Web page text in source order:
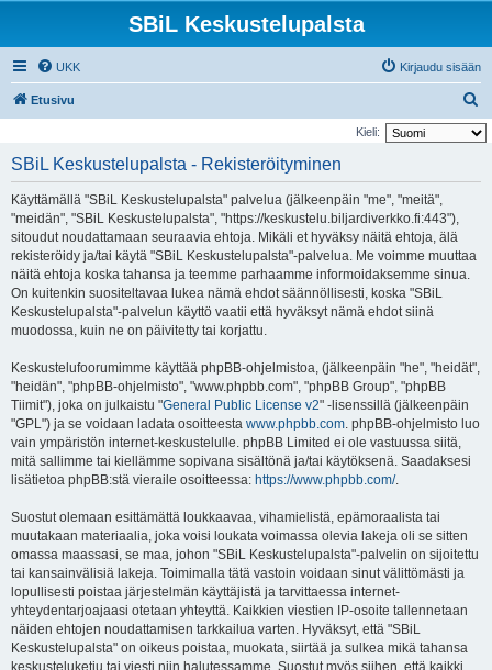
SBiL Keskustelupalsta
UKK Kirjaudu sisään
Etusivu
t
Kieli:
SBiL Keskustelupalsta - Rekisteröityminen
Käyttämällä "SBiL Keskustelupalsta" palvelua (jälkeenpäin "me", "meitä",
"meidän", "SBiL Keskustelupalsta", "https://keskustelu.biljardiverkko.fi:443"),
sitoudut noudattamaan seuraavia ehtoja. Mikäli et hyväksy näitä ehtoja, älä
rekisteröidy ja/tai käytä "SBiL Keskustelupalsta"-palvelua. Me voimme muuttaa
näitä ehtoja koska tahansa ja teemme parhaamme informoidaksemme sinua.
On kuitenkin suositeltavaa lukea nämä ehdot säännöllisesti, koska "SBiL
Keskustelupalsta"-palvelun käyttö vaatii että hyväksyt nämä ehdot siinä
muodossa, kuin ne on päivitetty tai korjattu.
Keskustelufoorumimme käyttää phpBB-ohjelmistoa, (jälkeenpäin "he", "heidät",
"heidän", "phpBB-ohjelmisto", "www.phpbb.com", "phpBB Group", "phpBB
Tiimit"), joka on julkaistu "General Public License v2" -lisenssillä (jälkeenpäin
"GPL") ja se voidaan ladata osoitteesta www.phpbb.com. phpBB-ohjelmisto luo
vain ympäristön internet-keskustelulle. phpBB Limited ei ole vastuussa siitä,
mitä sallimme tai kiellämme sopivana sisältönä ja/tai käytöksenä. Saadaksesi
lisätietoa phpBB:stä vieraile osoitteessa: https://www.phpbb.com/.
Suostut olemaan esittämättä loukkaavaa, vihamielistä, epämoraalista tai
muutakaan materiaalia, joka voisi loukata voimassa olevia lakeja oli se sitten
omassa maassasi, se maa, johon "SBiL Keskustelupalsta"-palvelin on sijoitettu
tai kansainvälisiä lakeja. Toimimalla tätä vastoin voidaan sinut välittömästi ja
lopullisesti poistaa järjestelmän käyttäjistä ja tarvittaessa internet-
yhteydentarjoajaasi otetaan yhteyttä. Kaikkien viestien IP-osoite tallennetaan
näiden ehtojen noudattamisen tarkkailua varten. Hyväksyt, että "SBiL
Keskustelupalsta" on oikeus poistaa, muokata, siirtää ja sulkea mikä tahansa
keskusteluketju tai viesti niin halutessamme. Suostut myös siihen, että kaikki